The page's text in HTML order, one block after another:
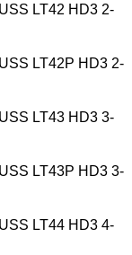
LT42 HD3 2-
LT42P HD3 2-
LT43 HD3 3-
LT43P HD3 3-
LT44 HD3 4-